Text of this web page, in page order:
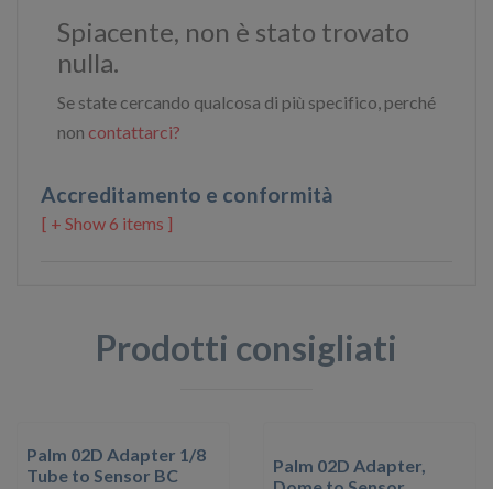
Spiacente, non è stato trovato
nulla.
Se state cercando qualcosa di più specifico, perché
non contattarci?
Accreditamento e conformità
6 items ]
Prodotti consigliati
Palm 02D Adapter 1/8
Tube to Sensor BC
Palm 02D Adapter,